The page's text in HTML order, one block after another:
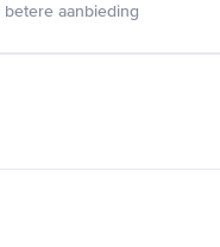
aanbieding